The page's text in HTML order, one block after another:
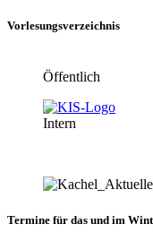
Vorlesungsverzeichnis
Öffentlich
Intern
Termine für das und im